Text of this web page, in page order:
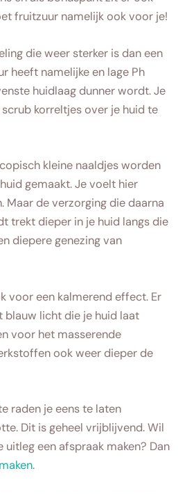
fruitzuur namelijk ook voor je!
die weer sterker is dan een
heeft namelijke en lage Ph
huidlaag dunner wordt. Je
korreltjes over je huid te
kleine naaldjes worden
gemaakt. Je voelt hier
Maar de verzorging die daarna
trekt dieper in je huid langs die
diepere genezing van
voor een kalmerend effect. Er
blauw licht die je huid laat
voor het masserende
ook weer dieper de
raden je eens te laten
Dit is geheel vrijblijvend. Wil
uitleg een afspraak maken? Dan
.